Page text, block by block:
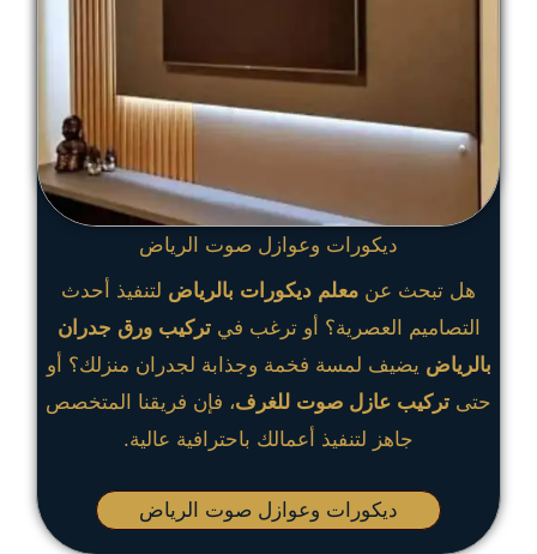
ديكورات وعوازل صوت الرياض
هل تبحث عن معلم ديكورات بالرياض لتنفيذ أحدث
التصاميم العصرية؟ أو ترغب فيتركيب ورق جدران
بالرياض يضيف لمسة فخمة وجذابة لجدران منزلك؟ أو
حتى تركيب عازل صوت للغرف، فإن فريقنا المتخصص
جاهز لتنفيذ أعمالك باحترافية عالية.
ديكورات وعوازل صوت الرياض